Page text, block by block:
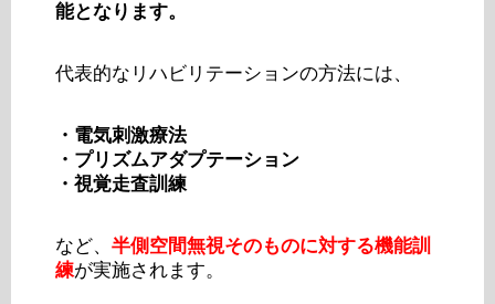
能となります。
代表的なリハビリテーションの方法には、
・電気刺激療法
・プリズムアダプテーション
・視覚走査訓練
など、 半側空間無視そのものに対する機能訓
練が実施されます。